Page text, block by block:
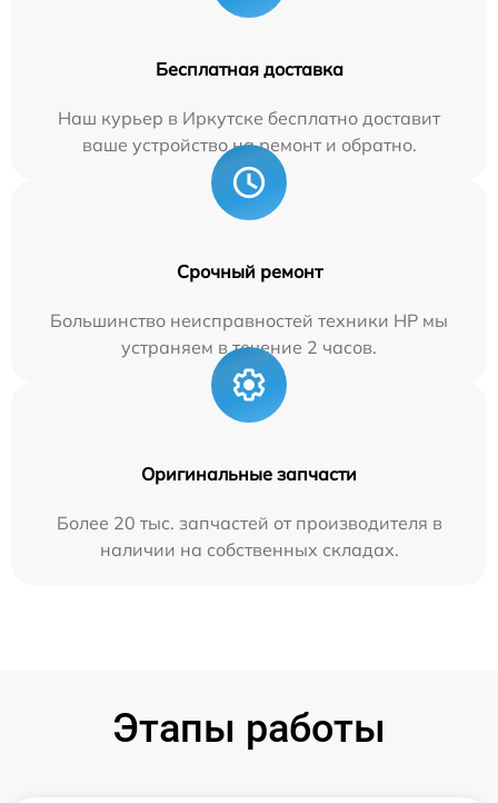
Бесплатная доставка
Наш курьер в Иркутске бесплатно доставит
ваше устройство на ремонт и обратно.
Срочный ремонт
Большинство неисправностей техники HP мы
устраняем в течение 2 часов.
Оригинальные запчасти
Более 20 тыс. запчастей от производителя в
наличии на собственных складах.
Этапы работы